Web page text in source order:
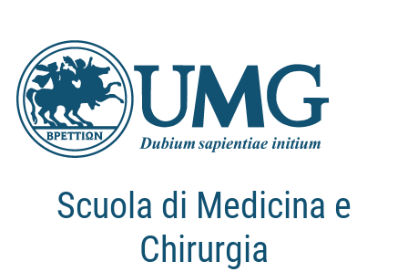
Scuola di Medicina e
Chirurgia